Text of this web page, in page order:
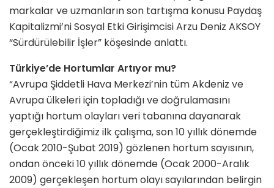
markalar ve uzmanların son tartışma konusu Paydaş
Kapitalizmi’ni Sosyal Etki Girişimcisi Arzu Deniz AKSOY
“Sürdürülebilir İşler” köşesinde anlattı.
Türkiye’de Hortumlar Artıyor mu?
“Avrupa Şiddetli Hava Merkezi’nin tüm Akdeniz ve
Avrupa ülkeleri için topladığı ve doğrulamasını
yaptığı hortum olayları veri tabanına dayanarak
gerçekleştirdiğimiz ilk çalışma, son 10 yıllık dönemde
(Ocak 2010-Şubat 2019) gözlenen hortum sayısının,
ondan önceki 10 yıllık dönemde (Ocak 2000-Aralık
2009) gerçekleşen hortum olayı sayılarından belirgin